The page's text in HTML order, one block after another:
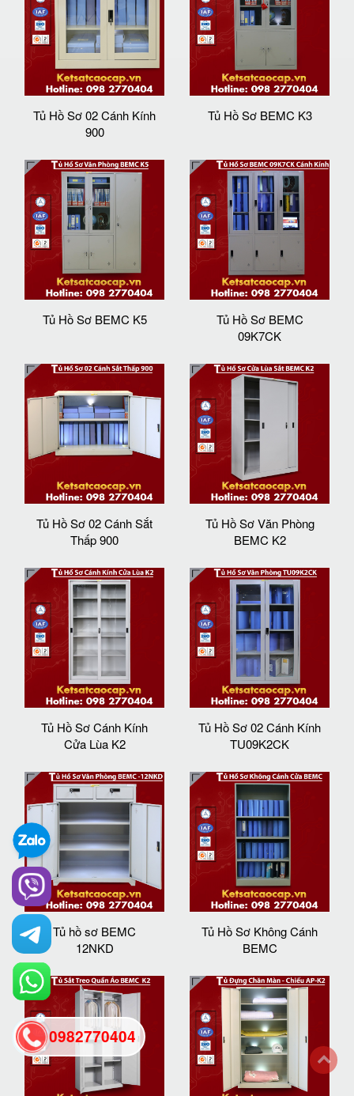
Tủ Hồ Sơ 02 Cánh Kính
900
Tủ Hồ Sơ BEMC K3
Tủ Hồ Sơ BEMC K5
Tủ Hồ Sơ BEMC
09K7CK
Tủ Hồ Sơ 02 Cánh Sắt
Thấp 900
Tủ Hồ Sơ Văn Phòng
BEMC K2
Tủ Hồ Sơ Cánh Kính
Cửa Lùa K2
Tủ Hồ Sơ 02 Cánh Kính
TU09K2CK
Tủ hồ sơ BEMC
12NKD
Tủ Hồ Sơ Không Cánh
BEMC
0982770404